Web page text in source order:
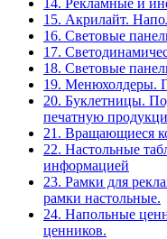
14. Рекламные и
15. Акрилайт.
16. Световые
17.
18. Световые
19. Менюхолдеры.
20. Буклетницы.
печатную
21. Вращающиеся
22. Настольные
информацией
23. Рамки для
рамки настольные.
24. Напольные
ценников.